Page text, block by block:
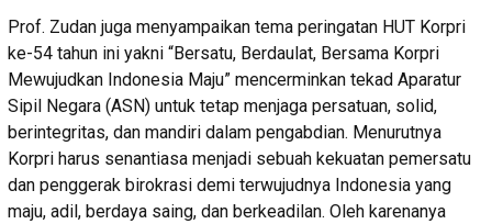
Prof. Zudan juga menyampaikan tema peringatan HUT Korpri
ke-54 tahun ini yakni “Bersatu, Berdaulat, Bersama Korpri
Mewujudkan Indonesia Maju” mencerminkan tekad Aparatur
Sipil Negara (ASN) untuk tetap menjaga persatuan, solid,
berintegritas, dan mandiri dalam pengabdian. Menurutnya
Korpri harus senantiasa menjadi sebuah kekuatan pemersatu
dan penggerak birokrasi demi terwujudnya Indonesia yang
maju, adil, berdaya saing, dan berkeadilan. Oleh karenanya